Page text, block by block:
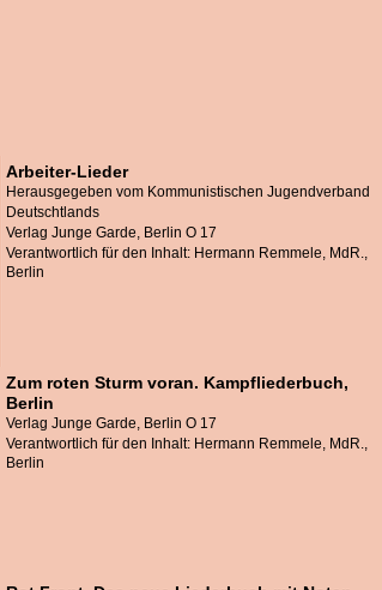
Arbeiter-Lieder
Herausgegeben vom Kommunistischen Jugendverband
Deutschtlands
Verlag Junge Garde, Berlin O 17
Verantwortlich für den Inhalt: Hermann Remmele, MdR.,
Berlin
Zum roten Sturm voran. Kampfliederbuch,
Berlin
Verlag Junge Garde, Berlin O 17
Verantwortlich für den Inhalt: Hermann Remmele, MdR.,
Berlin